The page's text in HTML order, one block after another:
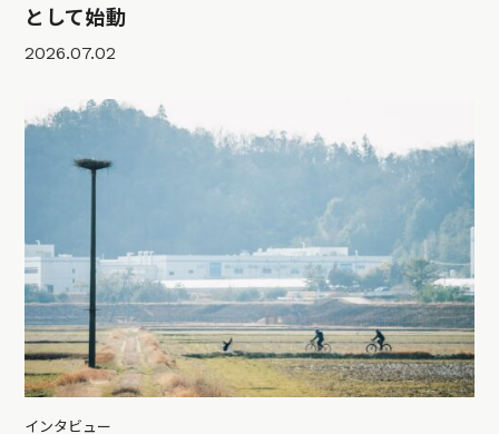
として始動
2026.07.02
インタビュー